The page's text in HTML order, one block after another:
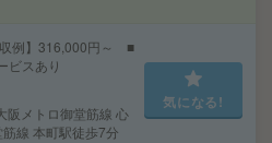
例】316,000円～ ■
ビスあり
メトロ御堂筋線 心
線 本町駅徒歩7分
気になる!